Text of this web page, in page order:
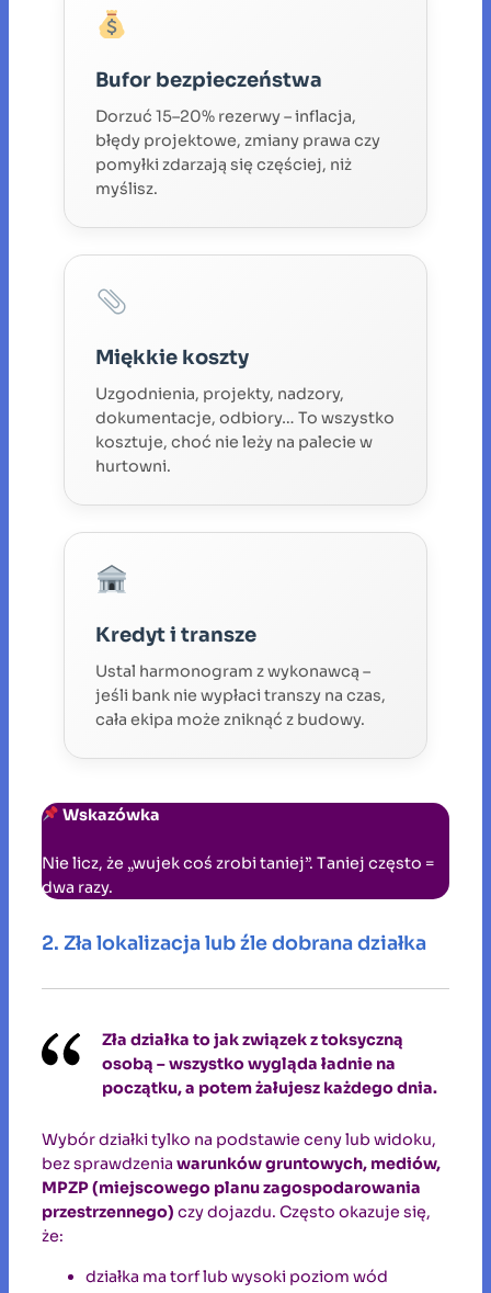
Bufor bezpieczeństwa
Dorzuć 15–20% rezerwy – inflacja,
błędy projektowe, zmiany prawa czy
pomyłki zdarzają się częściej, niż
myślisz.
Miękkie koszty
Uzgodnienia, projekty, nadzory,
dokumentacje, odbiory… To wszystko
kosztuje, choć nie leży na palecie w
hurtowni.
Kredyt i transze
Ustal harmonogram z wykonawcą –
jeśli bank nie wypłaci transzy na czas,
cała ekipa może zniknąć z budowy.
Wskazówka
Nie licz, że „wujek coś zrobi taniej”. Taniej często =
dwa razy.
2. Zła lokalizacja lub źle dobrana działka
Zła działka to jak związek z toksyczną
osobą – wszystko wygląda ładnie na
początku, a potem żałujesz każdego dnia.
Wybór działki tylko na podstawie ceny lub widoku,
bez sprawdzenia warunków gruntowych, mediów,
MPZP (miejscowego planu zagospodarowania
przestrzennego) czy dojazdu. Często okazuje się,
że:
działka ma torf lub wysoki poziom wód